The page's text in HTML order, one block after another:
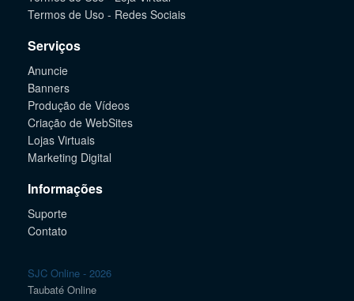
Termos de Uso - Redes Sociais
Serviços
Anuncie
Banners
Produção de Vídeos
Criação de WebSites
Lojas Virtuais
Marketing Digital
Informações
Suporte
Contato
SJC Online - 2026
Taubaté Online